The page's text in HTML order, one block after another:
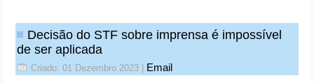
Decisão do STF sobre imprensa é impossível
de ser aplicada
Criado: 01 Dezembro 2023 Email